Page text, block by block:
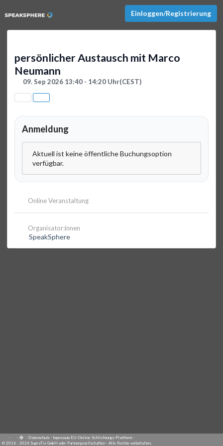
Einloggen/Registrierung
persönlicher Austausch mit Marco
Neumann
09. Sep 2026 13:40 - 14:20 Uhr(CEST)
Anmeldung
Aktuell ist keine öffentliche Buchungsoption
verfügbar.
Online Veranstaltung
Organisator:innen
SpeakSphere
· · · Datenschutz · Impressum EU-Online-Schlichtungs-Plattform ·
© 2016 - 2026 SupraTix GmbH oder Partnergesellschaften - Alle Rechte vorbehalten.